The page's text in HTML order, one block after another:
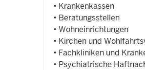
• Krankenkassen
• Beratungsstellen
• Wohneinrichtungen
• Kirchen und
• Fachkliniken und
• Psychiatrische